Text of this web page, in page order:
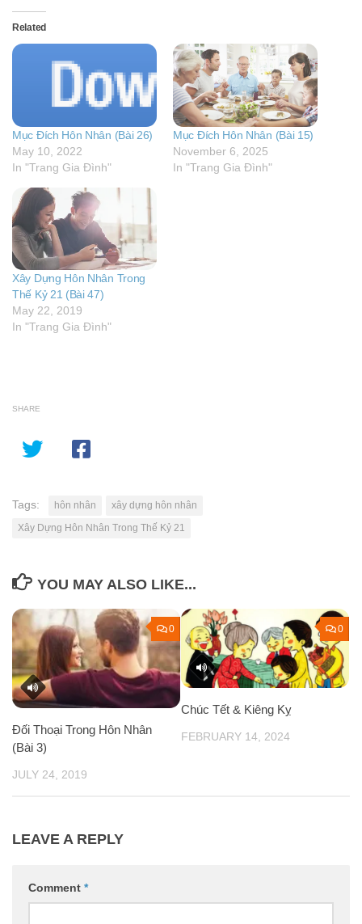
Related
Mục Đích Hôn Nhân (Bài 26)
May 10, 2022
In "Trang Gia Đình"
Mục Đích Hôn Nhân (Bài 15)
November 6, 2025
In "Trang Gia Đình"
Xây Dựng Hôn Nhân Trong
Thế Kỷ 21 (Bài 47)
May 22, 2019
In "Trang Gia Đình"
SHARE
Tags: hôn nhân
xây dựng hôn nhân
Xây Dựng Hôn Nhân Trong Thế Kỷ 21
YOU MAY ALSO LIKE...
0
Đối Thoại Trong Hôn Nhân
(Bài 3)
JULY 24, 2019
0
Chúc Tết & Kiêng Kỵ
FEBRUARY 14, 2024
LEAVE A REPLY
Comment *